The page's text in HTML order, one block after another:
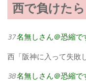
西で負けた
37名無しさん＠恐縮で
西「阪神に入って失敗
38名無しさん＠恐縮で